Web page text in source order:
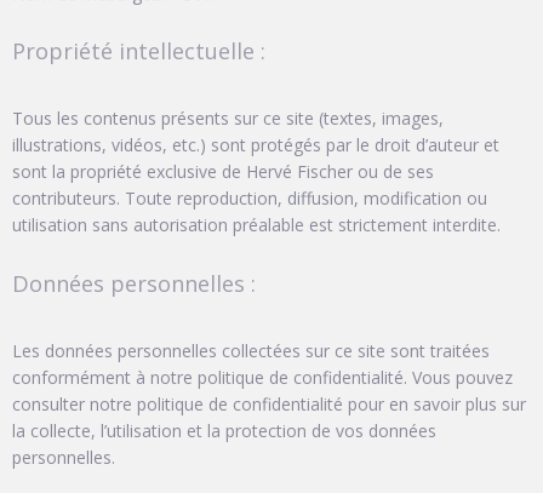
Propriété intellectuelle :
Tous les contenus présents sur ce site (textes, images,
illustrations, vidéos, etc.) sont protégés par le droit d’auteur et
sont la propriété exclusive de Hervé Fischer ou de ses
contributeurs. Toute reproduction, diffusion, modification ou
utilisation sans autorisation préalable est strictement interdite.
Données personnelles :
Les données personnelles collectées sur ce site sont traitées
conformément à notre politique de confidentialité. Vous pouvez
consulter notre politique de confidentialité pour en savoir plus sur
la collecte, l’utilisation et la protection de vos données
personnelles.